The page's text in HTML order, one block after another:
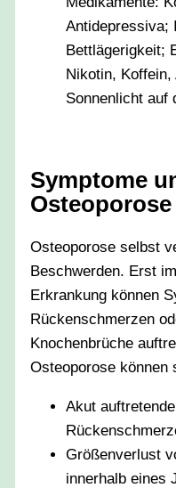
Antidepressiva;
Bettlägerigkeit;
Nikotin,
Sonnenlicht auf
Symptome
Osteoporose
Osteoporose selbst
Beschwerden. Erst
Erkrankung können
Rückenschmerzen
Knochenbrüche
Osteoporose können
Akut
Größenverlust
innerhalb eines